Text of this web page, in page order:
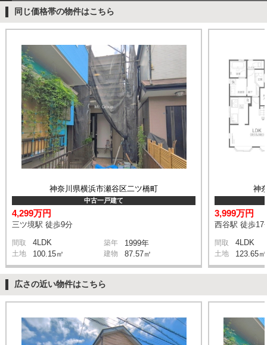
同じ価格帯の物件はこちら
神奈川県横浜市瀬谷区二ツ橋町
中古一戸建て
4,299万円
三ツ境駅 徒歩9分
間取 4LDK 築年 1999年
土地 100.15㎡ 建物 87.57㎡
神
3,999万円
西谷駅 徒歩17
間取 4LDK
土地 123.65㎡
広さの近い物件はこちら